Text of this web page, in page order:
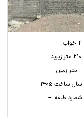
2 خواب
210 متر زیربنا
-- متر زمین
سال ساخت 1405
شماره طبقه: --